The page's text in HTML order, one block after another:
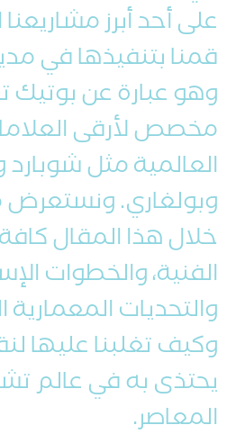
على أحد أبرز مشاريعنا
قمنا بتنفيذها في
وهو عبارة عن بوتيك
مخصص لأرقى
العالمية مثل
وبولغاري.
خلال هذا المقال
الفنية، والخطوات
والتحديات المعمارية
وكيف تغلبنا عليها
يحتذى به في عالم
المعاصر.